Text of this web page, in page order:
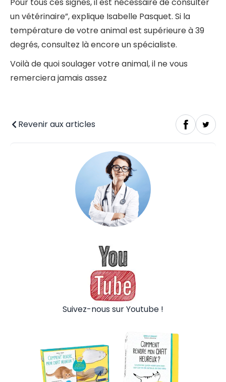
un vétérinaire”, explique Isabelle Pasquet. Si la
température de votre animal est supérieure à 39
degrés, consultez là encore un spécialiste.
Voilà de quoi soulager votre animal, il ne vous
remerciera jamais assez
Revenir aux articles
Suivez-nous sur Youtube !